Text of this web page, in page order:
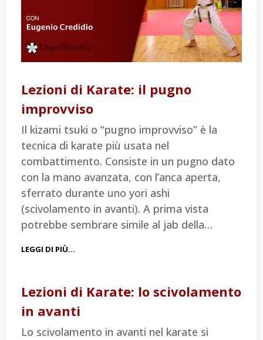
Lezioni di Karate: il pugno
improvviso
Il kizami tsuki o “pugno improvviso” è la
tecnica di karate più usata nel
combattimento. Consiste in un pugno dato
con la mano avanzata, con l’anca aperta,
sferrato durante uno yori ashi
(scivolamento in avanti). A prima vista
potrebbe sembrare simile al jab della…
LEGGI DI PIÙ…
Lezioni di Karate: lo scivolamento
in avanti
Lo scivolamento in avanti nel karate si